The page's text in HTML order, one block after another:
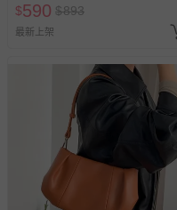
商品實際的配達日期，
已出貨通知之訊息為主
情形，您可申請更換
若您對於會員帳號、商
式、折價券與購物金
問，你可詳見：
媽咪愛
預購商品：預購為海外
助取消退款事宜。
$590 $893
最新上架